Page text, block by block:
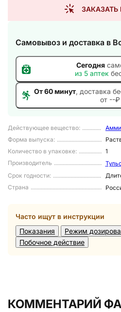
Действующее вещество:
Форма выпуска:
Количество в упаковке:
1
Производитель
Срок годности:
Страна
Часто ищут в инструкции
Показания
Режим
Побочное действие
ЗАКАЗАТЬ
Самовывоз и доставка в
Сегодня
из 5 аптек
От 60 минут, доставка
от --₽
КОММЕНТАРИЙ